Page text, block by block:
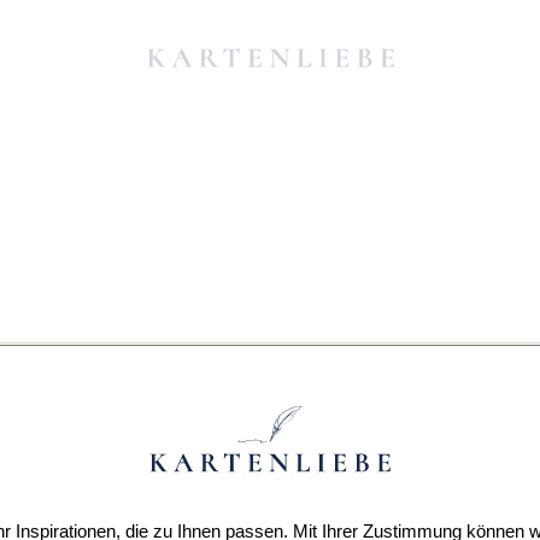
Inspirationen, die zu Ihnen passen. Mit Ihrer Zustimmung können